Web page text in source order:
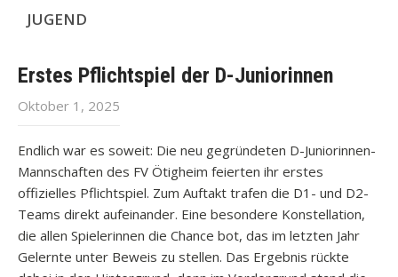
JUGEND
Erstes Pflichtspiel der D-Juniorinnen
Oktober 1, 2025
Endlich war es soweit: Die neu gegründeten D-Juniorinnen-
Mannschaften des FV Ötigheim feierten ihr erstes
offizielles Pflichtspiel. Zum Auftakt trafen die D1- und D2-
Teams direkt aufeinander. Eine besondere Konstellation,
die allen Spielerinnen die Chance bot, das im letzten Jahr
Gelernte unter Beweis zu stellen. Das Ergebnis rückte